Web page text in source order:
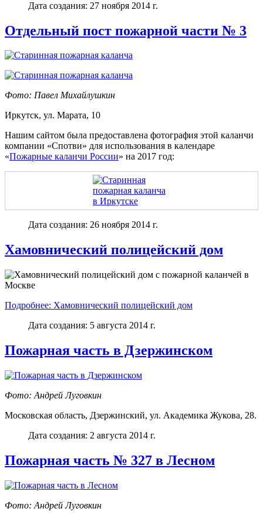
Дата создания: 27 ноября 2014 г.
Отдельный пост пожарной части № 3
Фото: Павел Михайлушкин
Иркутск, ул. Марата, 10
Нашим сайтом была предоставлена фотография этой каланчи
компании «Спотви» для использования в календаре
«Пожарные каланчи России» на 2017 год:
Дата создания: 26 ноября 2014 г.
Хамовнический полицейский дом
Подробнее: Хамовнический полицейский дом
Дата создания: 5 августа 2014 г.
Пожарная часть в Дзержинском
Фото: Андрей Луговкин
Московская область, Дзержинский, ул. Академика Жукова, 28.
Дата создания: 2 августа 2014 г.
Пожарная часть № 327 в Лесном
Фото: Андрей Луговкин